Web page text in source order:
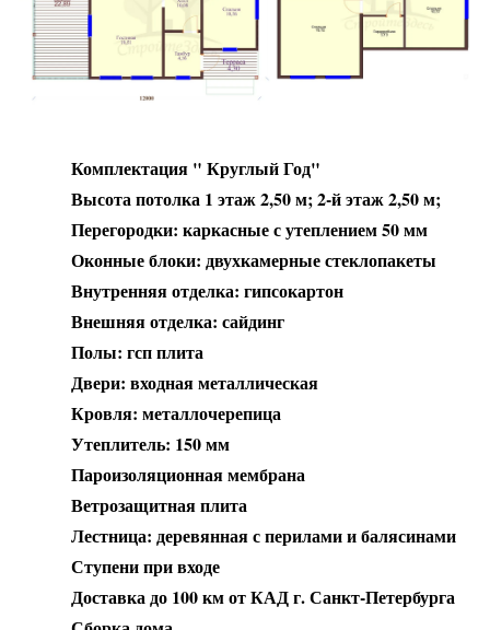
Комплектация " Круглый Год"
Высота потолка 1 этаж 2,50 м; 2-й этаж 2,50 м;
Перегородки: каркасные с утеплением 50 мм
Оконные блоки: двухкамерные стеклопакеты
Внутренняя отделка: гипсокартон
Внешняя отделка: сайдинг
Полы: гсп плита
Двери: входная металлическая
Кровля: металлочерепица
Утеплитель: 150 мм
Пароизоляционная мембрана
Ветрозащитная плита
Лестница: деревянная с перилами и балясинами
Ступени при входе
Доставка до 100 км от КАД г. Санкт-Петербурга